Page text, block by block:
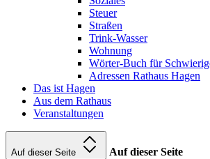
Steuer
Straßen
Trink-Wasser
Wohnung
Wörter-Buch für
Adressen Rathaus Hagen
Das ist Hagen
Aus dem Rathaus
Veranstaltungen
Auf dieser Seite Auf dieser Seite